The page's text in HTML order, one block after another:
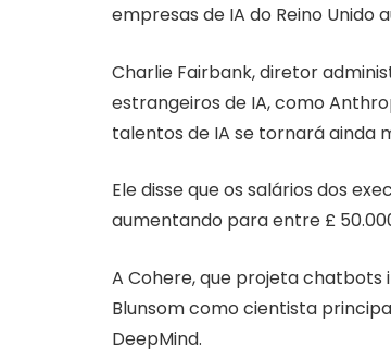
empresas de IA do Reino Unido
Charlie Fairbank, diretor
estrangeiros de IA, como
talentos de IA se tornará ainda
Ele disse que os salários dos
aumentando para entre £
A Cohere, que projeta
Blunsom como cientista
DeepMind.